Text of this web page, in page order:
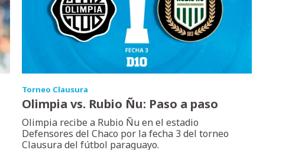
Torneo Clausura
Olimpia vs. Rubio Ñu: Paso a paso
Olimpia recibe a Rubio Ñu en el estadio
Defensores del Chaco por la fecha 3 del torneo
Clausura del fútbol paraguayo.